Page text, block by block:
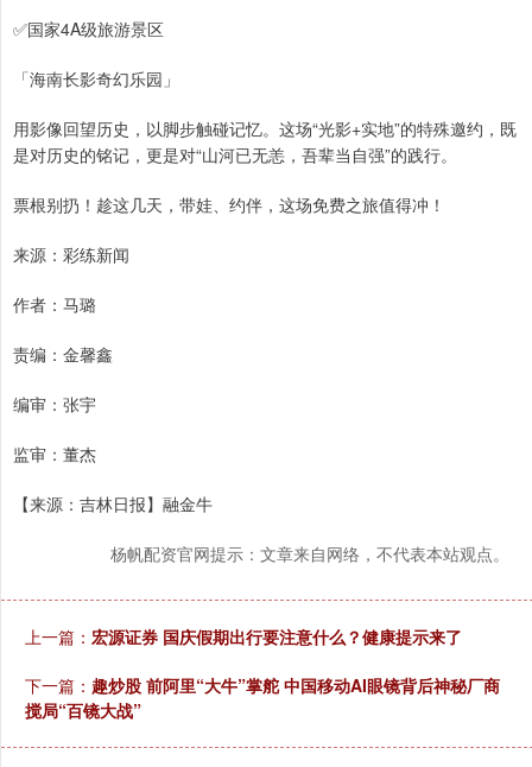
✅国家4A级旅游景区
「海南长影奇幻乐园」
用影像回望历史，以脚步触碰记忆。这场“光影+实地”的特殊邀约，既
是对历史的铭记，更是对“山河已无恙，吾辈当自强”的践行。
票根别扔！趁这几天，带娃、约伴，这场免费之旅值得冲！
来源：彩练新闻
作者：马璐
责编：金馨鑫
编审：张宇
监审：董杰
【来源：吉林日报】融金牛
杨帆配资官网提示：文章来自网络，不代表本站观点。
上一篇： 宏源证券 国庆假期出行要注意什么？健康提示来了
下一篇： 趣炒股 前阿里“大牛”掌舵 中国移动AI眼镜背后神秘厂商
搅局“百镜大战”